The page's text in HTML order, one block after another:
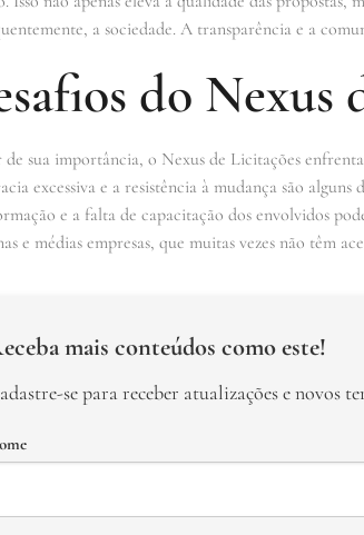
a sociedade. A transparência e a
do Nexus
de sua importância, o Nexus de Licitações
excessiva e a resistência à mudança são
e a falta de capacitação dos envolvidos
e médias empresas, que muitas vezes não têm
mais conteúdos como este!
se para receber atualizações e novos